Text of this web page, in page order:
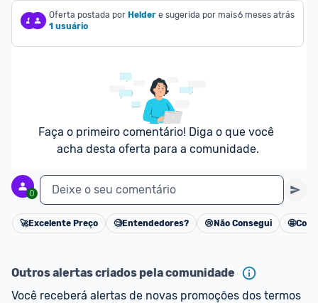
Oferta postada por Helder e sugerida por mais
1 usuário
6 meses atrás
Faça o primeiro comentário! Diga o que você
acha desta oferta para a comunidade.
0 Deixe o seu comentário
Cancelar
🚀Excelente Preço 🧐Entendedores? 😢 Não Consegui 🤩
Outros alertas criados pela comunidade
Você receberá alertas de novas promoções dos termos